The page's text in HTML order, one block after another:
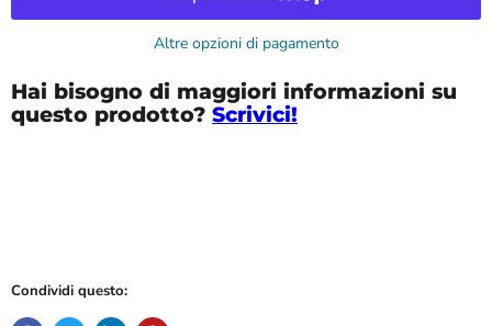
Altre opzioni di pagamento
Hai bisogno di maggiori informazioni su
questo prodotto? Scrivici!
Condividi questo: